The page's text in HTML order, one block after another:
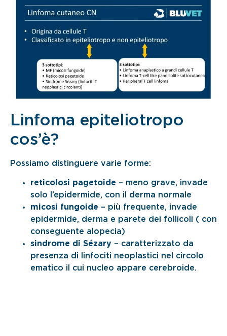
Linfoma epiteliotropo
cos’è?
Possiamo distinguere varie forme:
reticolosi pagetoide – meno grave, invade
solo l’epidermide, con il derma normale
micosi fungoide – più frequente, invade
epidermide, derma e parete dei follicoli ( con
conseguente alopecia)
sindrome di Sézary – caratterizzato da
presenza di linfociti neoplastici nel circolo
ematico il cui nucleo appare cerebroide.